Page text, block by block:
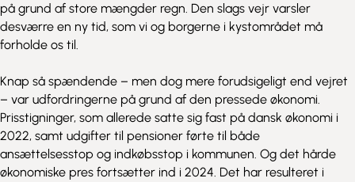
på grund af store mængder regn. Den slags vejr varsler
desværre en ny tid, som vi og borgerne i kystområdet må
forholde os til.
Knap så spændende – men dog mere forudsigeligt end vejret
– var udfordringerne på grund af den pressede økonomi.
Prisstigninger, som allerede satte sig fast på dansk økonomi i
2022, samt udgifter til pensioner førte til både
ansættelsesstop og indkøbsstop i kommunen. Og det hårde
økonomiske pres fortsætter ind i 2024. Det har resulteret i